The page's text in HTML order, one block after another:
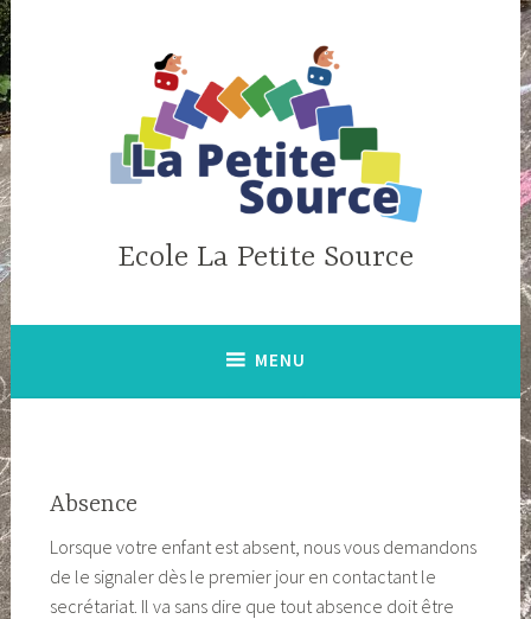
Skip
to
content
Ecole La Petite Source
MENU
Absence
Lorsque votre enfant est absent, nous vous demandons
de le signaler dès le premier jour en contactant le
secrétariat. Il va sans dire que tout absence doit être